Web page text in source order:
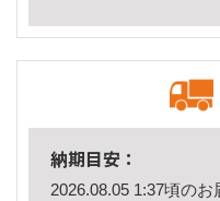
納期目安：
2026.08.05 1:37頃のお